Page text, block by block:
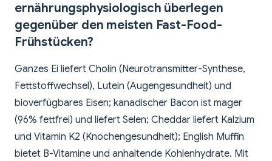
ernährungsphysiologisch überlegen
gegenüber den meisten Fast-Food-
Frühstücken?
Ganzes Ei liefert Cholin (Neurotransmitter-Synthese,
Fettstoffwechsel), Lutein (Augengesundheit) und
bioverfügbares Eisen; kanadischer Bacon ist mager
(96% fettfrei) und liefert Selen; Cheddar liefert Kalzium
und Vitamin K2 (Knochengesundheit); English Muffin
bietet B-Vitamine und anhaltende Kohlenhydrate. Mit